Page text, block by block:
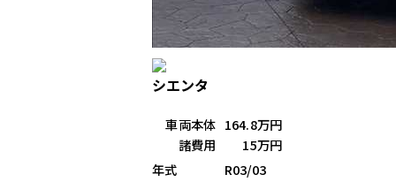
シエンタ
車両本体 164.8万円
諸費用
15万円
年式
R03/03